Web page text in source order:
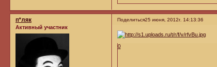
Поделиться25 июня, 2012г. 14:13:36
п*ляк
Активный участник
0